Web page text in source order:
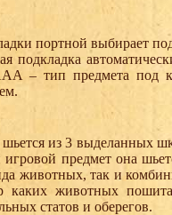
портной выбирает
подкладка
– тип предмета под
шьется из 3 выделанных
игровой предмет она
животных, так и
животных пошита
статов и оберегов.